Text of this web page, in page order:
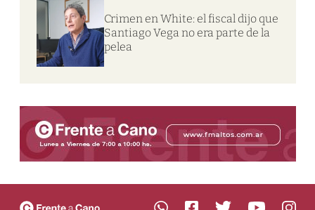
Crimen en White: el fiscal dijo que
Santiago Vega no era parte de la
pelea